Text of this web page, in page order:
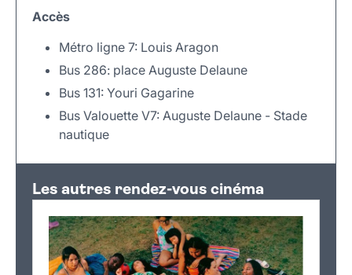
Accès
Métro ligne 7: Louis Aragon
Bus 286: place Auguste Delaune
Bus 131: Youri Gagarine
Bus Valouette V7: Auguste Delaune - Stade
nautique
+
−
Les autres rendez-vous cinéma